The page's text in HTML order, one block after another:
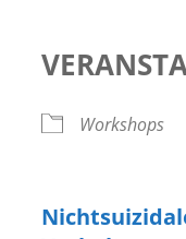
Workshops